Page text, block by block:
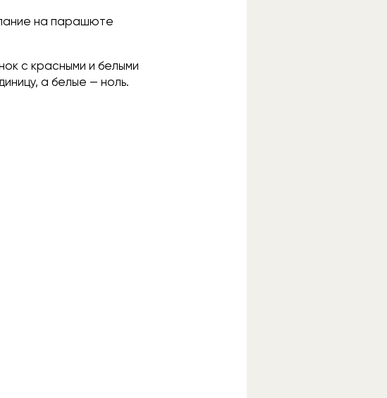
на парашюте
с красными и белыми
а белые — ноль.